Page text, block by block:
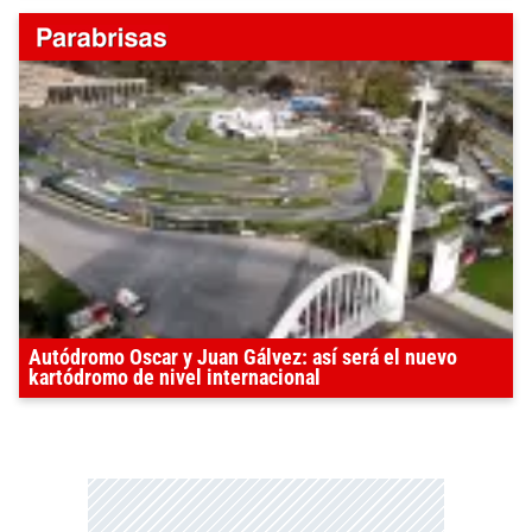
Autódromo Oscar y Juan Gálvez: así será el nuevo
kartódromo de nivel internacional